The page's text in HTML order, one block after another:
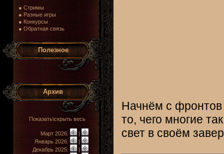
● Стримы
● Разные игры
● Конкурсы
● Обратная связь
Полезное
Архив
Показать\скрыть весь
Март 2026:
|
Январь 2026:
|
Декабрь 2025:
|
Начнём с фронтов
то, чего многие
свет в своём